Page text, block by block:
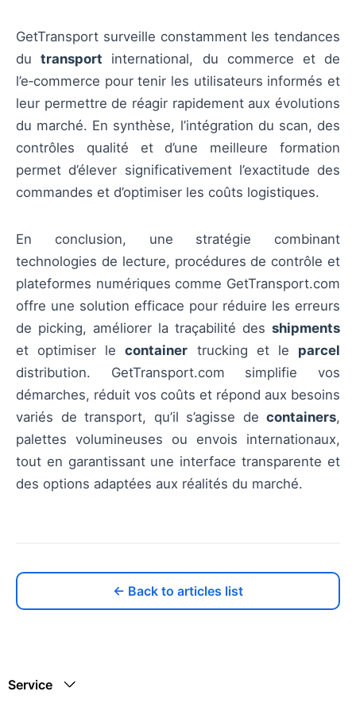
GetTransport surveille constamment les tendances
dutransport international, du commerce et de
l’e‑commerce pour tenir les utilisateurs informés et
leur permettre de réagir rapidement aux évolutions
du marché. En synthèse, l’intégration du scan, des
contrôles qualité et d’une meilleure formation
permet d’élever significativement l’exactitude des
commandes et d’optimiser les coûts logistiques.
En conclusion, une stratégie combinant
technologies de lecture, procédures de contrôle et
plateformes numériques comme GetTransport.com
offre une solution efficace pour réduire les erreurs
de picking, améliorer la traçabilité des shipments
et optimiser lecontainer trucking et le parcel
distribution. GetTransport.com simplifie vos
démarches, réduit vos coûts et répond aux besoins
variés de transport, qu’il s’agisse de containers,
palettes volumineuses ou envois internationaux,
tout en garantissant une interface transparente et
des options adaptées aux réalités du marché.
← Back to articles list
Service